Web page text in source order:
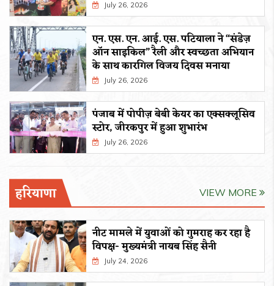
July 26, 2026
एन. एस. एन. आई. एस. पटियाला ने “संडेज़
ऑन साइकिल” रैली और स्वच्छता अभियान
के साथ कारगिल विजय दिवस मनाया
July 26, 2026
पंजाब में पोपीज़ बेबी केयर का एक्सक्लूसिव
स्टोर, जीरकपुर में हुआ शुभारंभ
July 26, 2026
हरियाणा VIEW MORE
नीट मामले में युवाओं को गुमराह कर रहा है
विपक्ष- मुख्यमंत्री नायब सिंह सैनी
July 24, 2026